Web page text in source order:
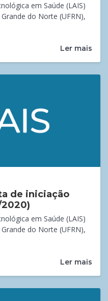
em Saúde (LAIS)
do Norte (UFRN),
Ler mais
de iniciação
em Saúde (LAIS)
do Norte (UFRN),
Ler mais